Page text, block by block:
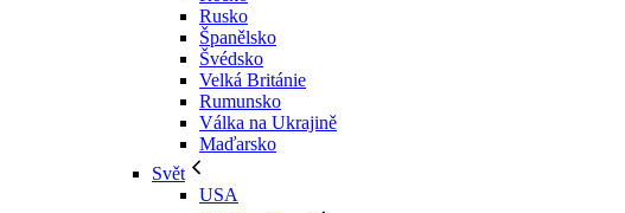
Rusko
Španělsko
Švédsko
Velká Británie
Rumunsko
Válka na Ukrajině
Maďarsko
Svět
USA